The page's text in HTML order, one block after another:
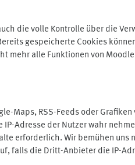
die volle Kontrolle über die
gespeicherte Cookies
mehr alle Funktionen von
Maps, RSS-Feeds oder Grafiken
Adresse der Nutzer wahr
erforderlich. Wir bemühen uns
falls die Dritt-Anbieter die IP-